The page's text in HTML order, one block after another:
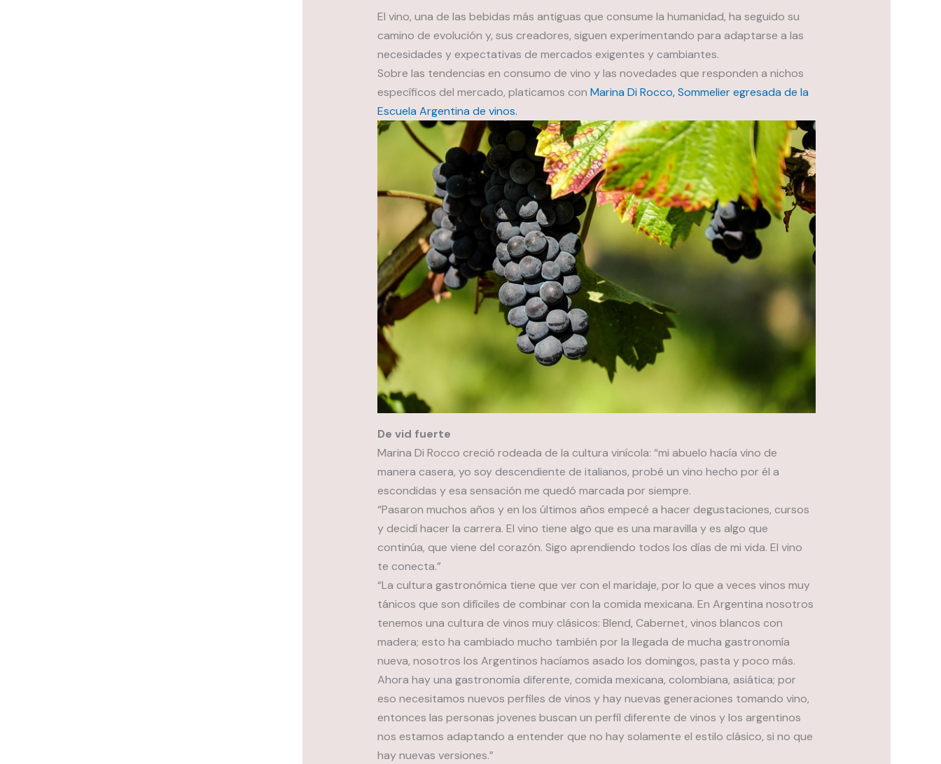
El vino, una de las bebidas más antiguas que consume la humanidad, ha seguido su
camino de evolución y, sus creadores, siguen experimentando para adaptarse a las
necesidades y expectativas de mercados exigentes y cambiantes.
Sobre las tendencias en consumo de vino y las novedades que responden a nichos
específicos del mercado, platicamos con Marina Di Rocco, Sommelier egresada de la
Escuela Argentina de vinos.
De vid fuerte
Marina Di Rocco creció rodeada de la cultura vinícola: “mi abuelo hacía vino de
manera casera, yo soy descendiente de italianos, probé un vino hecho por él a
escondidas y esa sensación me quedó marcada por siempre.
“Pasaron muchos años y en los últimos años empecé a hacer degustaciones, cursos
y decidí hacer la carrera. El vino tiene algo que es una maravilla y es algo que
continúa, que viene del corazón. Sigo aprendiendo todos los días de mi vida. El vino
te conecta.”
“La cultura gastronómica tiene que ver con el maridaje, por lo que a veces vinos muy
tánicos que son difíciles de combinar con la comida mexicana. En Argentina nosotros
tenemos una cultura de vinos muy clásicos: Blend, Cabernet, vinos blancos con
madera; esto ha cambiado mucho también por la llegada de mucha gastronomía
nueva, nosotros los Argentinos hacíamos asado los domingos, pasta y poco más.
Ahora hay una gastronomía diferente, comida mexicana, colombiana, asiática; por
eso necesitamos nuevos perfiles de vinos y hay nuevas generaciones tomando vino,
entonces las personas jovenes buscan un perfil diferente de vinos y los argentinos
nos estamos adaptando a entender que no hay solamente el estilo clásico, si no que
hay nuevas versiones.”